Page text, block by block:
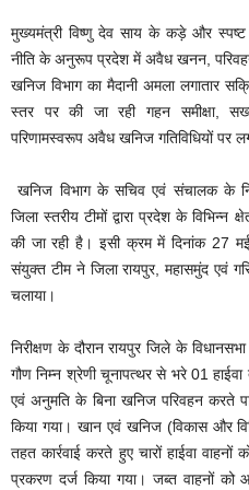
मुख्यमंत्री विष्णु देव साय के कड़े और स्पष्ट
नीति के अनुरूप प्रदेश में अवैध खनन,
खनिज विभाग का मैदानी अमला लगातार
स्तर पर की जा रही गहन समीक्षा,
परिणामस्वरूप अवैध खनिज गतिविधियों पर
खनिज विभाग के सचिव एवं संचालक के
जिला स्तरीय टीमों द्वारा प्रदेश के विभिन्न
की जा रही है। इसी क्रम में दिनांक 27
संयुक्त टीम ने जिला रायपुर, महासमुंद एवं
चलाया।
निरीक्षण के दौरान रायपुर जिले के
गौण निम्न श्रेणी चूनापत्थर से भरे 01
एवं अनुमति के बिना खनिज परिवहन करते
किया गया। खान एवं खनिज (विकास और
तहत कार्रवाई करते हुए चारों हाईवा
प्रकरण दर्ज किया गया। जब्त वाहनों